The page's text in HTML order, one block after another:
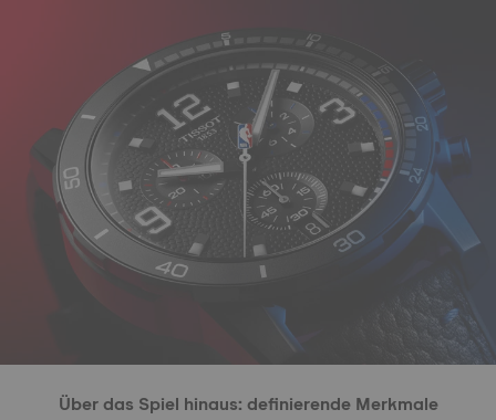
Über das Spiel hinaus: definierende Merkmale